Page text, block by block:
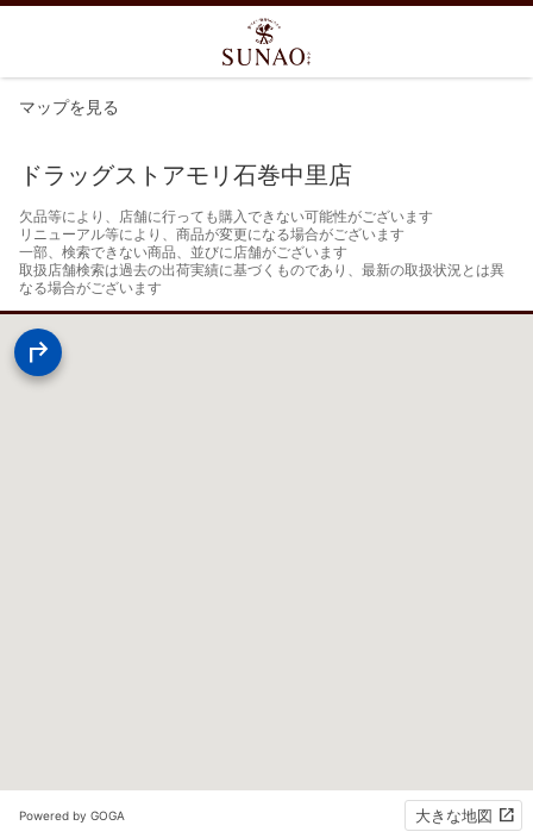
マップを見る
ドラッグストアモリ石巻中里店
欠品等により、店舗に行っても購入できない可能性がございます
リニューアル等により、商品が変更になる場合がございます
一部、検索できない商品、並びに店舗がございます
取扱店舗検索は過去の出荷実績に基づくものであり、最新の取扱状況とは異
なる場合がございます
Powered by GOGA 大きな地図